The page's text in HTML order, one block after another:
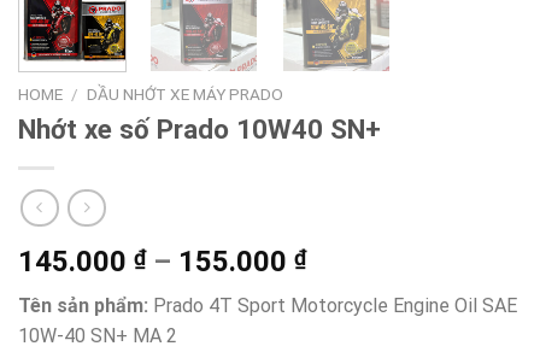
HOME / DẦU NHỚT XE MÁY PRADO
Nhớt xe số Prado 10W40 SN+
145.000 ₫ – 155.000 ₫Price
range:
145.000 ₫
Tên sản phẩm: Prado 4T Sport Motorcycle Engine Oil SAE
10W-40 SN+ MA 2